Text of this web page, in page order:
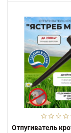
Отпугиватель